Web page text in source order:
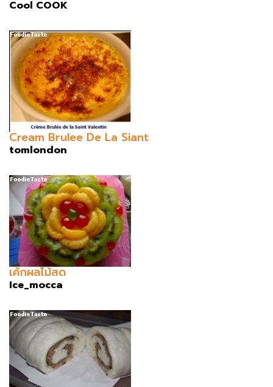
Cool COOK
Cream Brulee De La Siant
tomlondon
เค้กผลไม้สด
Ice_mocca